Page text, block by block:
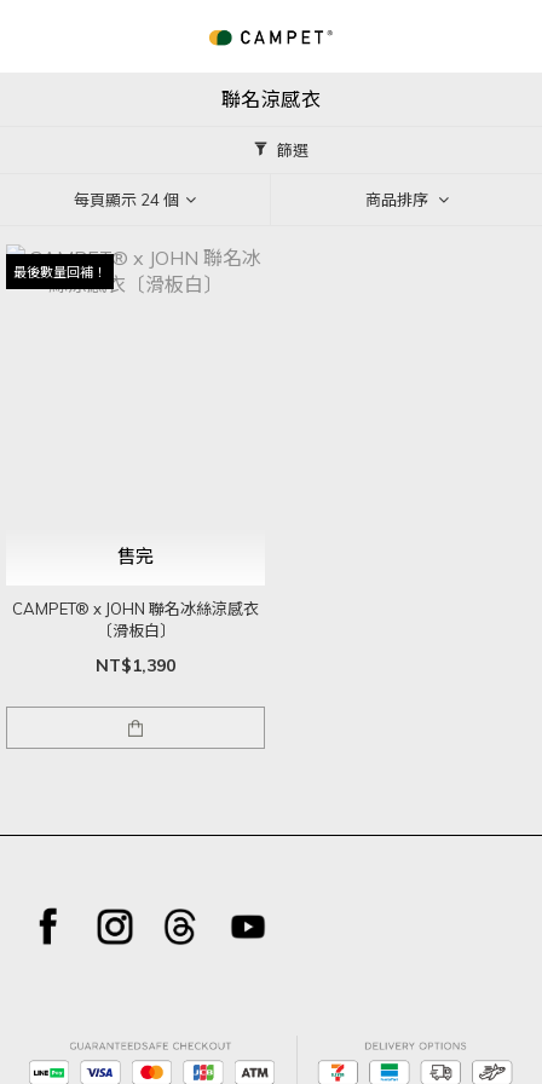
聯名涼感衣
篩選
每頁顯示 24 個 商品排序
最後數量回補！
售完
CAMPET® x JOHN 聯名冰絲涼感衣
〔滑板白〕
NT$1,390